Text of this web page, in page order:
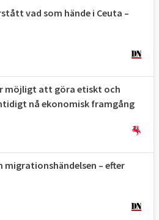
och via europeiska
fingeravtryck
(för att säkerställa
utgör något hot, sker
så väl som Europols
av ärendet (beroende
ansöker om asyl
vid eller i
vad som hände i Ceuta –
möjligt att göra etiskt och
nå ekonomisk framgång
migrationshändelsen – efter